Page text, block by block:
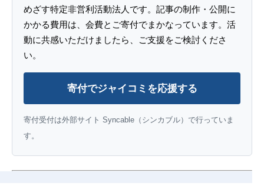
めざす特定非営利活動法人です。記事の制作・公開に
かかる費用は、会費とご寄付でまかなっています。活
動に共感いただけましたら、ご支援をご検討くださ
い。
寄付でジャイコミを応援する
寄付受付は外部サイト Syncable（シンカブル）で行っていま
す。